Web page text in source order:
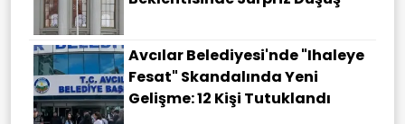
Avcılar Belediyesi'nde "ihaleye
Fesat" Skandalında Yeni
Gelişme: 12 Kişi Tutuklandı